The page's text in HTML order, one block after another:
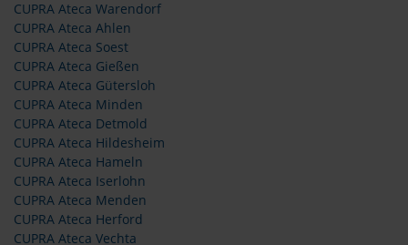
CUPRA Ateca Warendorf
CUPRA Ateca Ahlen
CUPRA Ateca Soest
CUPRA Ateca Gießen
CUPRA Ateca Gütersloh
CUPRA Ateca Minden
CUPRA Ateca Detmold
CUPRA Ateca Hildesheim
CUPRA Ateca Hameln
CUPRA Ateca Iserlohn
CUPRA Ateca Menden
CUPRA Ateca Herford
CUPRA Ateca Vechta